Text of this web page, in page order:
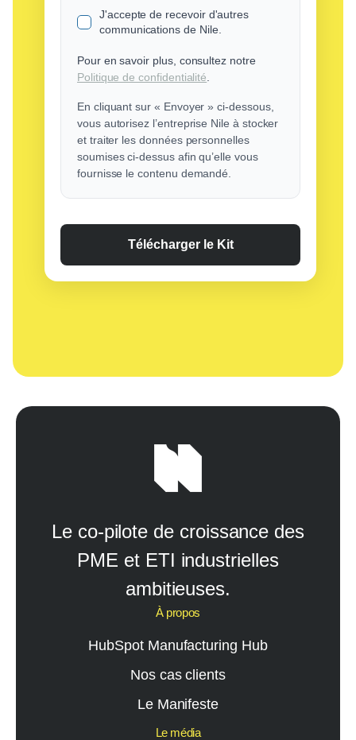
J'accepte de recevoir d'autres
communications de Nile.
Pour en savoir plus, consultez notre
Politique de confidentialité.
En cliquant sur « Envoyer » ci-dessous,
vous autorisez l’entreprise Nile à stocker
et traiter les données personnelles
soumises ci-dessus afin qu’elle vous
fournisse le contenu demandé.
Le co-pilote de croissance des
PME et ETI industrielles
ambitieuses.
À propos
HubSpot Manufacturing Hub
Nos cas clients
Le Manifeste
Le média